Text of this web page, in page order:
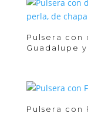
Pulsera con
Guadalupe
Pulsera con